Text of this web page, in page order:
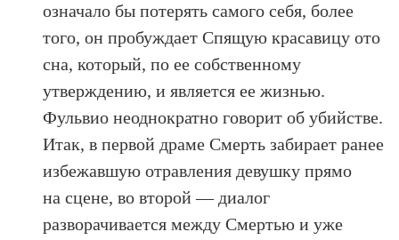
означало бы потерять самого себя, более
того, он пробуждает Спящую красавицу ото
сна, который, по ее собственному
утверждению, и является ее жизнью.
Фульвио неоднократно говорит об убийстве.
Итак, в первой драме Смерть забирает ранее
избежавшую отравления девушку прямо
на сцене, во второй — диалог
разворачивается между Смертью и уже